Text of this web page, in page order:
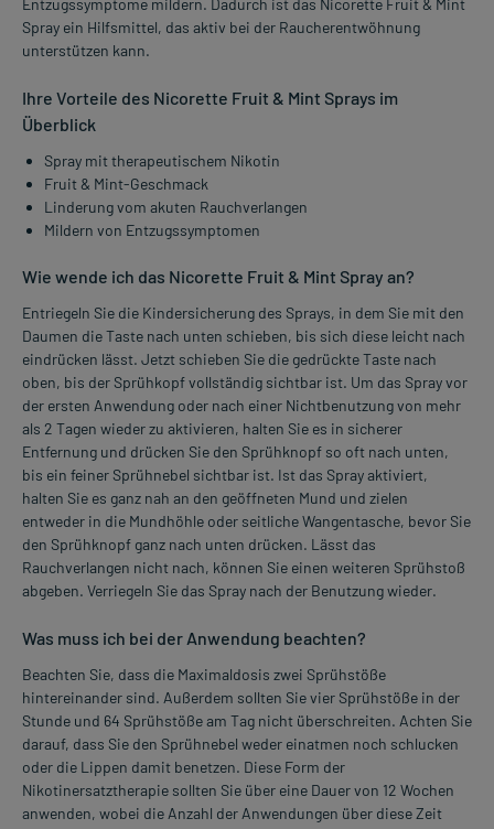
Entzugssymptome mildern. Dadurch ist das Nicorette Fruit & Mint
Spray ein Hilfsmittel, das aktiv bei der Raucherentwöhnung
unterstützen kann.
Ihre Vorteile des Nicorette Fruit & Mint Sprays im
Überblick
Spray mit therapeutischem Nikotin
Fruit & Mint-Geschmack
Linderung vom akuten Rauchverlangen
Mildern von Entzugssymptomen
Wie wende ich das Nicorette Fruit & Mint Spray an?
Entriegeln Sie die Kindersicherung des Sprays, in dem Sie mit den
Daumen die Taste nach unten schieben, bis sich diese leicht nach
eindrücken lässt. Jetzt schieben Sie die gedrückte Taste nach
oben, bis der Sprühkopf vollständig sichtbar ist. Um das Spray vor
der ersten Anwendung oder nach einer Nichtbenutzung von mehr
als 2 Tagen wieder zu aktivieren, halten Sie es in sicherer
Entfernung und drücken Sie den Sprühknopf so oft nach unten,
bis ein feiner Sprühnebel sichtbar ist. Ist das Spray aktiviert,
halten Sie es ganz nah an den geöffneten Mund und zielen
entweder in die Mundhöhle oder seitliche Wangentasche, bevor Sie
den Sprühknopf ganz nach unten drücken. Lässt das
Rauchverlangen nicht nach, können Sie einen weiteren Sprühstoß
abgeben. Verriegeln Sie das Spray nach der Benutzung wieder.
Was muss ich bei der Anwendung beachten?
Beachten Sie, dass die Maximaldosis zwei Sprühstöße
hintereinander sind. Außerdem sollten Sie vier Sprühstöße in der
Stunde und 64 Sprühstöße am Tag nicht überschreiten. Achten Sie
darauf, dass Sie den Sprühnebel weder einatmen noch schlucken
oder die Lippen damit benetzen. Diese Form der
Nikotinersatztherapie sollten Sie über eine Dauer von 12 Wochen
anwenden, wobei die Anzahl der Anwendungen über diese Zeit